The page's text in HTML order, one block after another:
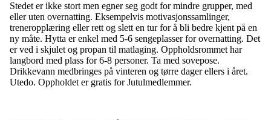
Stedet er ikke stort men egner seg godt for mindre grupper, med
eller uten overnatting. Eksempelvis motivasjonssamlinger,
treneropplæring eller rett og slett en tur for å bli bedre kjent på en
ny måte. Hytta er enkel med 5-6 sengeplasser for overnatting. Det
er ved i skjulet og propan til matlaging. Oppholdsrommet har
langbord med plass for 6-8 personer. Ta med sovepose.
Drikkevann medbringes på vinteren og tørre dager ellers i året.
Utedo. Oppholdet er gratis for Jutulmedlemmer.